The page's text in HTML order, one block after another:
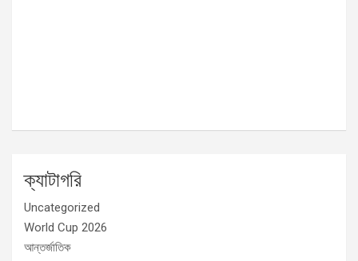
ক্যাটাগরি
Uncategorized
World Cup 2026
আন্তর্জাতিক